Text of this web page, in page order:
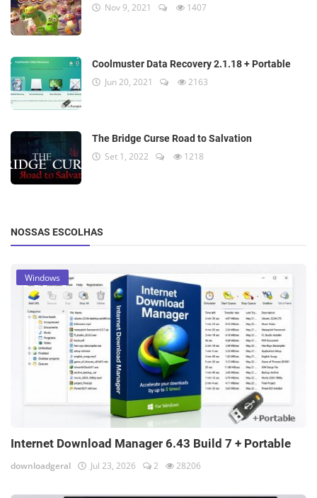
Nov 9, 2021 1407
Coolmuster Data Recovery 2.1.18 + Portable
Jun 20, 2021 2163
The Bridge Curse Road to Salvation
Set 1, 2022 1218
NOSSAS ESCOLHAS
Windows
Internet Download Manager 6.43 Build 7 + Portable
downloadgeral Jul 23, 2026 2 28206